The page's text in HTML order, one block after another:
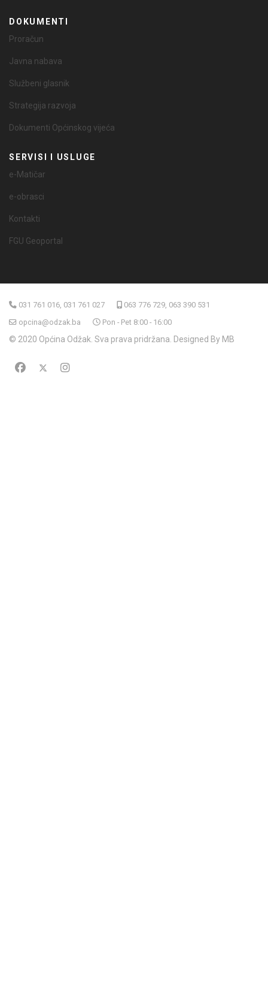
DOKUMENTI
Proračun
Javna nabava
Službeni glasnik
Strategija razvoja
Dokumenti Općinskog vijeća
SERVISI I USLUGE
e-Matičar
e-obrasci
Kontakti
FGU Geoportal
031 761 016, 031 761 027
063 776 729, 063 390 531
opcina@odzak.ba
Pon - Pet 8:00 - 16:00
© 2020 Općina Odžak. Sva prava pridržana. Designed By MB